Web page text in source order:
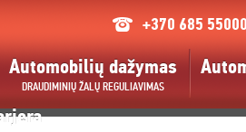
+370 685 55000
Automobilių dažymas
DRAUDIMINIŲ ŽALŲ REGULIAVIMAS